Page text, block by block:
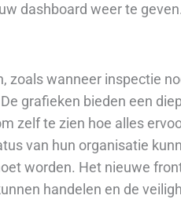
dashboard weer te geven.
wanneer inspectie
grafieken bieden een
zelf te zien hoe alles
van hun organisatie
worden. Het nieuwe
handelen en de